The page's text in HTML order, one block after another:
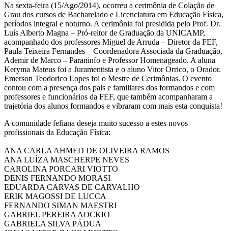
Na sexta-feira (15/Ago/2014), ocorreu a cerimônia de Colação de
Grau dos cursos de Bacharelado e Licenciatura em Educação Física,
períodos integral e noturno. A cerimônia foi presidida pelo Prof. Dr.
Luís Alberto Magna – Pró-reitor de Graduação da UNICAMP,
acompanhado dos professores Miguel de Arruda – Diretor da FEF,
Paula Teixeira Fernandes – Coordenadora Associada da Graduação,
Ademir de Marco – Paraninfo e Professor Homenageado. A aluna
Keryma Mateus foi a Juramentista e o aluno Vitor Orrico, o Orador.
Emerson Teodorico Lopes foi o Mestre de Cerimônias. O evento
contou com a presença dos pais e familiares dos formandos e com
professores e funcionários da FEF, que também acompanharam a
trajetória dos alunos formandos e vibraram com mais esta conquista!
A comunidade fefiana deseja muito sucesso a estes novos
profissionais da Educação Física:
ANA CARLA AHMED DE OLIVEIRA RAMOS
ANA LUÍZA MASCHERPE NEVES
CAROLINA PORCARI VIOTTO
DENIS FERNANDO MORASI
EDUARDA CARVAS DE CARVALHO
ERIK MAGOSSI DE LUCCA
FERNANDO SIMAN MAESTRI
GABRIEL PEREIRA AOCKIO
GABRIELA SILVA PÁDUA